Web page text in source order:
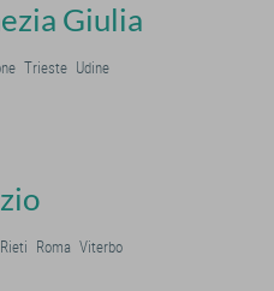
Giulia
Trieste Udine
Rieti Roma Viterbo